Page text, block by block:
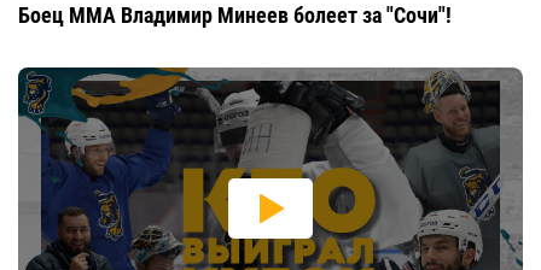
Боец ММА Владимир Минеев болеет за "Сочи"!